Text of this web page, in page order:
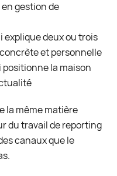
gestion de
explique deux ou trois
et personnelle
la maison
la même matière
du travail de reporting
canaux que le